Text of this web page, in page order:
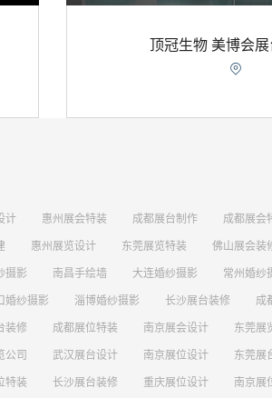
顶冠生物 美博会展

计 惠州展会特装 成都展台制作 成都展会
惠州展览设计 东莞展览特装 佛山展会装
摄影 南昌手绘墙 大连婚纱摄影 常州婚纱
婚纱摄影 淄博婚纱摄影 长沙展台装修 成
装修 成都展位特装 南京展会设计 东莞展
公司 武汉展台设计 南京展位设计 东莞展
特装 长沙展台装修 重庆展位设计 南京展